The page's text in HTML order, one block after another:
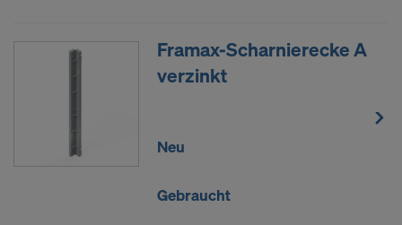
Framax-Scharnierecke A
verzinkt
Neu
Gebraucht